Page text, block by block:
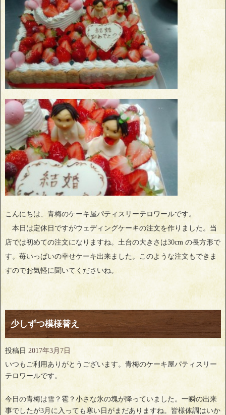
こんにちは、青梅のケーキ屋パティスリーテロワールです。
本日は定休日ですがウェディングケーキの注文を作りました。当
店では初めての注文になりますね。土台の大きさは30cm の長方形で
す。苺いっぱいの幸せケーキ出来ました。このような注文もできま
すのでお気軽に聞いてくださいね。
少しずつ模様替え
投稿日 2017年3月7日
いつもご利用ありがとうございます。青梅のケーキ屋パティスリー
テロワールです。
今日の青梅は雪？雹？小さな氷の塊が降っていました。一瞬の出来
事でしたが3月に入っても寒い日がまだありますね。皆様体調はいか